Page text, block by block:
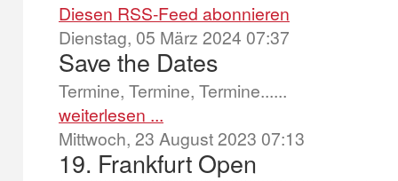
Diesen RSS-Feed abonnieren
Dienstag, 05 März 2024 07:37
Save the Dates
Termine, Termine, Termine......
weiterlesen ...
Mittwoch, 23 August 2023 07:13
19. Frankfurt Open